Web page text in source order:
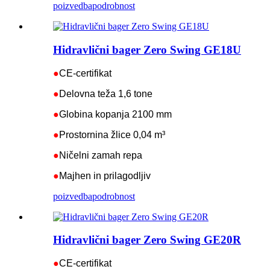
poizvedbapodrobnost
Hidravlični bager Zero Swing GE18U
●CE-certifikat
●Delovna teža 1,6 tone
●Globina kopanja 2100 mm
●Prostornina žlice 0,04 m³
●Ničelni zamah repa
●Majhen in prilagodljiv
poizvedbapodrobnost
Hidravlični bager Zero Swing GE20R
●CE-certifikat